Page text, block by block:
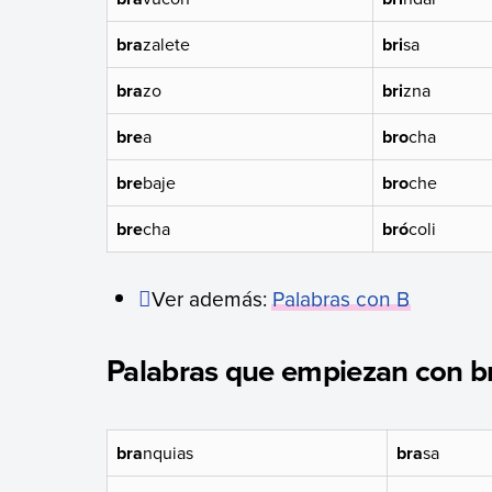
brazalete brisa
brazo brizna
brea brocha
brebaje broche
brecha brócoli
Ver además:Palabras con B
Palabras que empiezan con
branquias brasa